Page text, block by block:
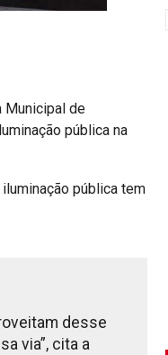
Municipal de
pública na
pública tem
desse
via”, cita a